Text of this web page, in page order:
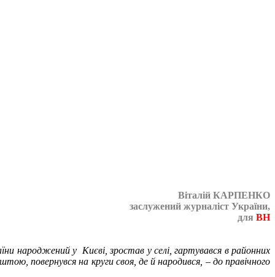
Віталій КАРПЕНКО
заслужений журналіст України,
для ВН
народжений у Києві, зростав у селі, гартувався в районних
повернувся на круги своя, де й народився, – до правічного